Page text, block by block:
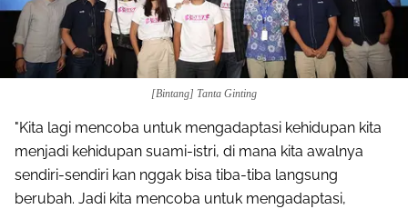
[Bintang] Tanta Ginting
"Kita lagi mencoba untuk mengadaptasi kehidupan kita
menjadi kehidupan suami-istri, di mana kita awalnya
sendiri-sendiri kan nggak bisa tiba-tiba langsung
berubah. Jadi kita mencoba untuk mengadaptasi,